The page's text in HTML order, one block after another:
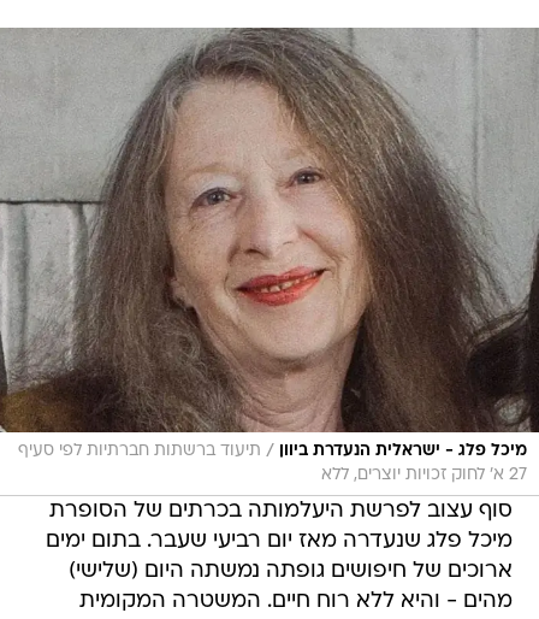
מיכל פלג - ישראלית הנעדרת ביוון / תיעוד ברשתות חברתיות לפי סעיף
27 א' לחוק זכויות יוצרים, ללא
סוף עצוב לפרשת היעלמותה בכרתים של הסופרת
מיכל פלג שנעדרה מאז יום רביעי שעבר. בתום ימים
ארוכים של חיפושים גופתה נמשתה היום (שלישי)
מהים - והיא ללא רוח חיים. המשטרה המקומית